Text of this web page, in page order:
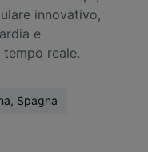
innovativo,
e
reale.
Barcellona, Spagna